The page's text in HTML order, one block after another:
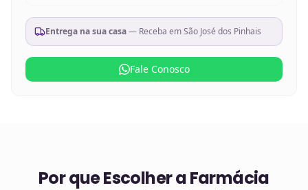
Entrega na sua casa— Receba emSão José dos Pinhais
Fale Conosco
Por que Escolher a Farmácia